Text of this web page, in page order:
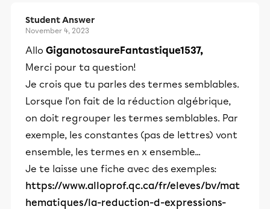
Student Answer
November 4, 2023
Allo GiganotosaureFantastique1537,
Merci pour ta question!
Je crois que tu parles des termes semblables.
Lorsque l'on fait de la réduction algébrique,
on doit regrouper les termes semblables. Par
exemple, les constantes (pas de lettres) vont
ensemble, les termes en x ensemble...
Je te laisse une fiche avec des exemples:
https://www.alloprof.qc.ca/fr/eleves/bv/mat
hematiques/la-reduction-d-expressions-